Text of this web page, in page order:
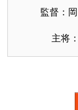
監督：
主将